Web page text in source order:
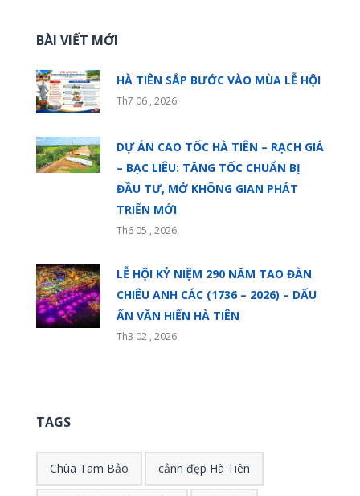
BÀI VIẾT MỚI
HÀ TIÊN SẮP BƯỚC VÀO MÙA LỄ HỘI
Th7 06 , 2026
DỰ ÁN CAO TỐC HÀ TIÊN – RẠCH GIÁ
– BẠC LIÊU: TĂNG TỐC CHUẨN BỊ
ĐẦU TƯ, MỞ KHÔNG GIAN PHÁT
TRIỂN MỚI
Th6 05 , 2026
LỄ HỘI KỶ NIỆM 290 NĂM TAO ĐÀN
CHIÊU ANH CÁC (1736 – 2026) – DẤU
ẤN VĂN HIẾN HÀ TIÊN
Th3 02 , 2026
TAGS
Chùa Tam Bảo cảnh đẹp Hà Tiên